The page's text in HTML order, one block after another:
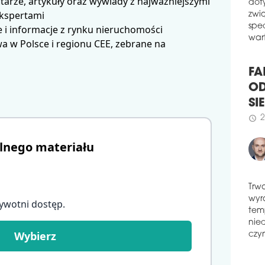
materiału
dostęp.
Wybierz
i informacje z rynku nieruchomości
w Polsce i regionu CEE, zebrane na
schedule